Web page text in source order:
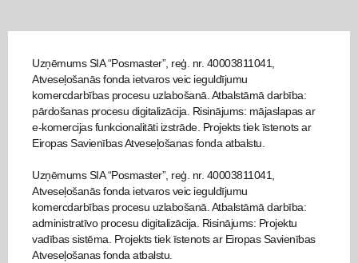
Uzņēmums SIA “Posmaster”, reģ. nr. 40003811041,
Atveseļošanās fonda ietvaros veic ieguldījumu
komercdarbības procesu uzlabošanā. Atbalstāmā darbība:
pārdošanas procesu digitalizācija. Risinājums: mājaslapas ar
e-komercijas funkcionalitāti izstrāde. Projekts tiek īstenots ar
Eiropas Savienības Atveseļošanas fonda atbalstu.
Uzņēmums SIA “Posmaster”, reģ. nr. 40003811041,
Atveseļošanās fonda ietvaros veic ieguldījumu
komercdarbības procesu uzlabošanā. Atbalstāmā darbība:
administratīvo procesu digitalizācija. Risinājums: Projektu
vadības sistēma. Projekts tiek īstenots ar Eiropas Savienības
Atveseļošanas fonda atbalstu.